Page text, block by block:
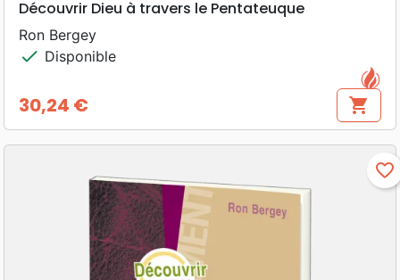
Découvrir Dieu à travers le Pentateuque
Ron Bergey
check Disponible
Prix
30,24 € shopping_cart
favorite_border